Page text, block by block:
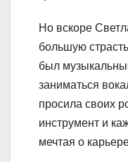
Но вскоре
большую
был
заниматься
просила своих
инструмент и
мечтая о